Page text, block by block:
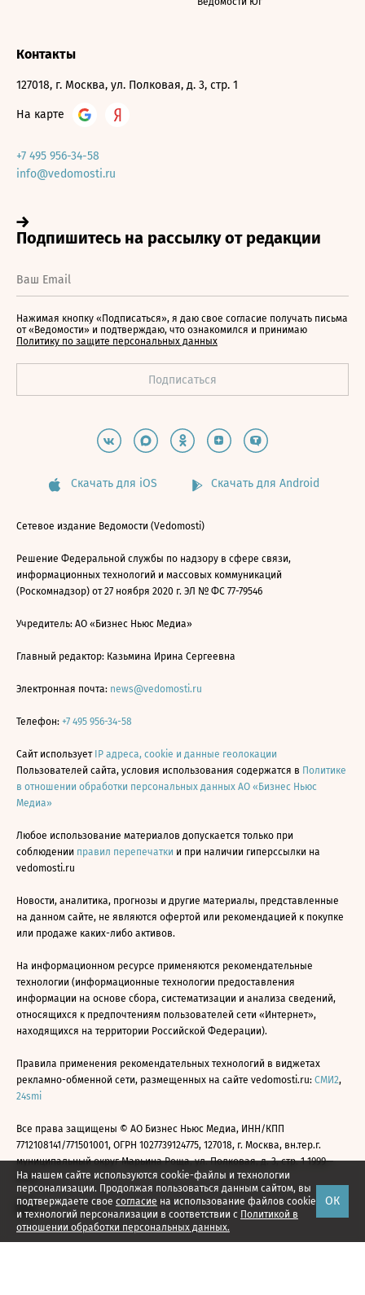
На нашем сайте используются cookie-файлы и технологии
персонализации. Продолжая пользоваться данным сайтом, вы
подтверждаете свое согласие на использование файлов cookie
и технологий персонализации в соответствии с Политикой в
отношении обработки персональных данных.
ОК
Контакты
127018, г. Москва, ул. Полковая, д. 3, стр. 1
На карте
+7 495 956-34-58
info@vedomosti.ru
Нажимая кнопку «Подписаться», я даю свое согласие получать письма
от «Ведомости» и подтверждаю, что ознакомился и принимаю
Политику по защите персональных данных
Скачать для iOS Скачать для Android
Сетевое издание Ведомости (Vedomosti)
Решение Федеральной службы по надзору в сфере связи,
информационных технологий и массовых коммуникаций
(Роскомнадзор) от 27 ноября 2020 г. ЭЛ № ФС 77-79546
Учредитель: АО «Бизнес Ньюс Медиа»
Главный редактор: Казьмина Ирина Сергеевна
Электронная почта: news@vedomosti.ru
Телефон: +7 495 956-34-58
Сайт использует IP адреса, cookie и данные геолокации
Пользователей сайта, условия использования содержатся в Политике
в отношении обработки персональных данных АО «Бизнес Ньюс
Медиа»
Любое использование материалов допускается только при
соблюдении правил перепечатки и при наличии гиперссылки на
vedomosti.ru
Новости, аналитика, прогнозы и другие материалы, представленные
на данном сайте, не являются офертой или рекомендацией к покупке
или продаже каких-либо активов.
На информационном ресурсе применяются рекомендательные
технологии (информационные технологии предоставления
информации на основе сбора, систематизации и анализа сведений,
относящихся к предпочтениям пользователей сети «Интернет»,
находящихся на территории Российской Федерации).
Правила применения рекомендательных технологий в виджетах
рекламно-обменной сети, размещенных на сайте vedomosti.ru: СМИ2,
24smi
Все права защищены © АО Бизнес Ньюс Медиа, ИНН/КПП
7712108141/771501001, ОГРН 1027739124775, 127018, г. Москва, вн.тер.г.
муниципальный округ Марьина Роща, ул. Полковая, д. 3, стр. 1 1999—
2026